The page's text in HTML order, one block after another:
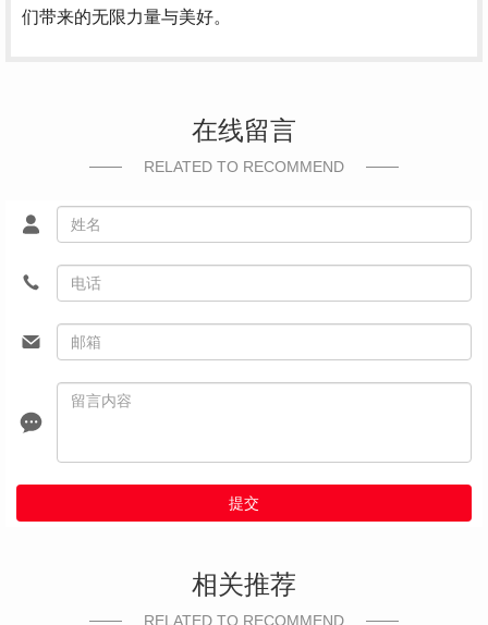
们带来的无限力量与美好。
在线留言
RELATED TO RECOMMEND
提交
相关推荐
RELATED TO RECOMMEND